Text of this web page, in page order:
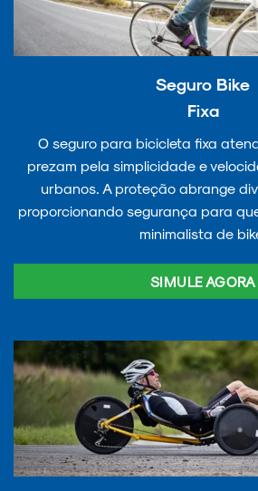
Seguro Bike
Fixa
O seguro para bicicleta fixa
prezam pela simplicidade e
urbanos. A proteção abrange
proporcionando segurança para
minimalista de
SIMULE AGORA